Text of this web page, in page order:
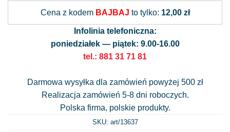
Cena z kodem BAJBAJ to tylko: 12,00 zł
Infolinia telefoniczna:
poniedziałek — piątek: 9.00-16.00
tel.: 881 31 71 81
Darmowa wysyłka dla zamówień powyżej 500 zł
Realizacja zamówień 5-8 dni roboczych.
Polska firma, polskie produkty.
SKU: art/13637